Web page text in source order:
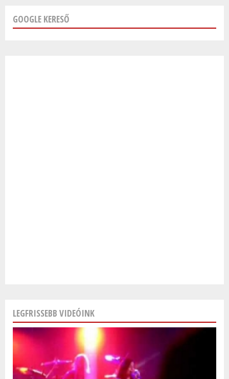
GOOGLE KERESŐ
LEGFRISSEBB VIDEÓINK